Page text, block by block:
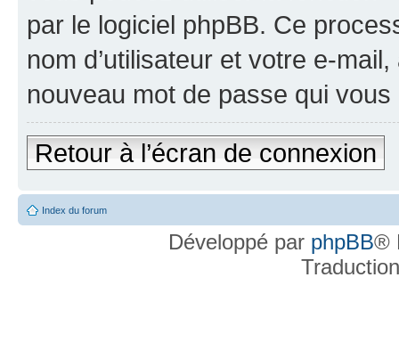
par le logiciel phpBB. Ce
nom d’utilisateur et votre e-
nouveau mot de passe qui
Retour à l’écran de connexion
Index du forum
Développé par phpBB®